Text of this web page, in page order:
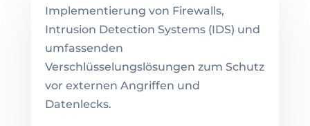
Implementierung von Firewalls,
Intrusion Detection Systems (IDS) und
umfassenden
Verschlüsselungslösungen zum Schutz
vor externen Angriffen und
Datenlecks.